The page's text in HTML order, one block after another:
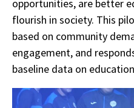
opportunities, are better
flourish in society. This
based on community
engagement, and
baseline data on